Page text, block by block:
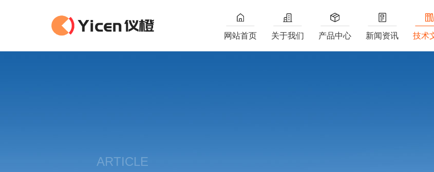
网站首页 关于我们 产品中心 新闻资讯 技术
ARTICLE